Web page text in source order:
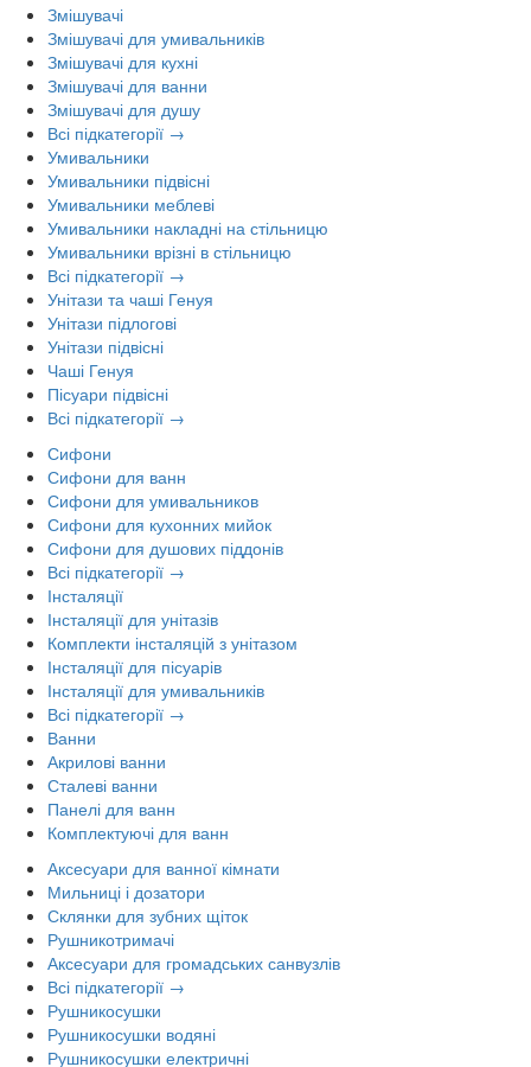
Змішувачі
Змішувачі для умивальників
Змішувачі для кухні
Змішувачі для ванни
Змішувачі для душу
Всі підкатегорії →
Умивальники
Умивальники підвісні
Умивальники меблеві
Умивальники накладні на стільницю
Умивальники врізні в стільницю
Всі підкатегорії →
Унітази та чаші Генуя
Унітази підлогові
Унітази підвісні
Чаші Генуя
Пісуари підвісні
Всі підкатегорії →
Сифони
Сифони для ванн
Сифони для умивальников
Сифони для кухонних мийок
Сифони для душових піддонів
Всі підкатегорії →
Інсталяції
Інсталяції для унітазів
Комплекти інсталяцій з унітазом
Інсталяції для пісуарів
Інсталяції для умивальників
Всі підкатегорії →
Ванни
Акрилові ванни
Сталеві ванни
Панелі для ванн
Комплектуючі для ванн
Аксесуари для ванної кімнати
Мильниці і дозатори
Склянки для зубних щіток
Рушникотримачі
Аксесуари для громадських санвузлів
Всі підкатегорії →
Рушникосушки
Рушникосушки водяні
Рушникосушки електричні